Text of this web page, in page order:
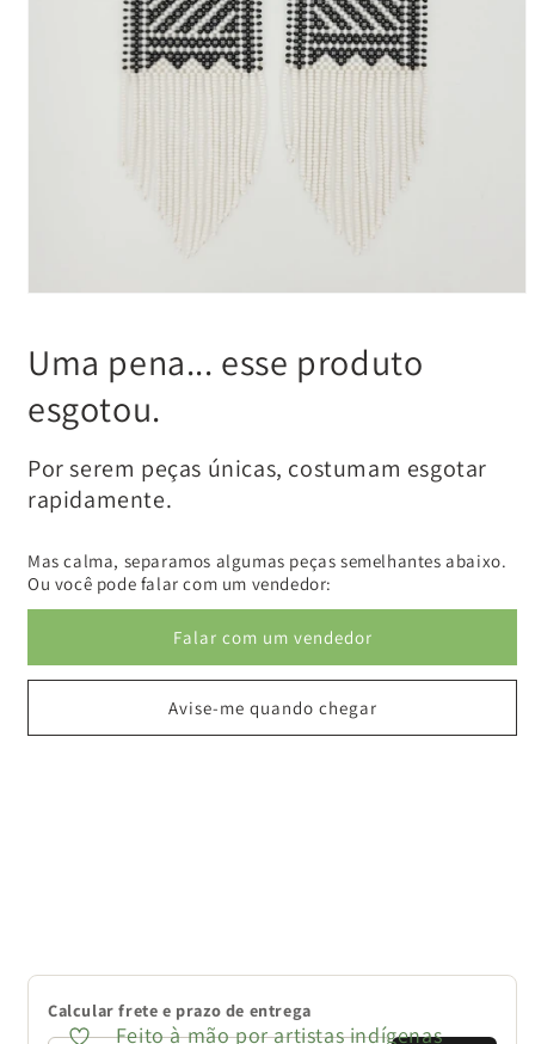
Uma pena... esse produto
esgotou.
Por serem peças únicas, costumam esgotar
rapidamente.
Mas calma, separamos algumas peças semelhantes abaixo.
Ou você pode falar com um vendedor:
Falar com um vendedor
Avise-me quando chegar
Calcular frete e prazo de entrega
Feito à mão por artistas indígenas